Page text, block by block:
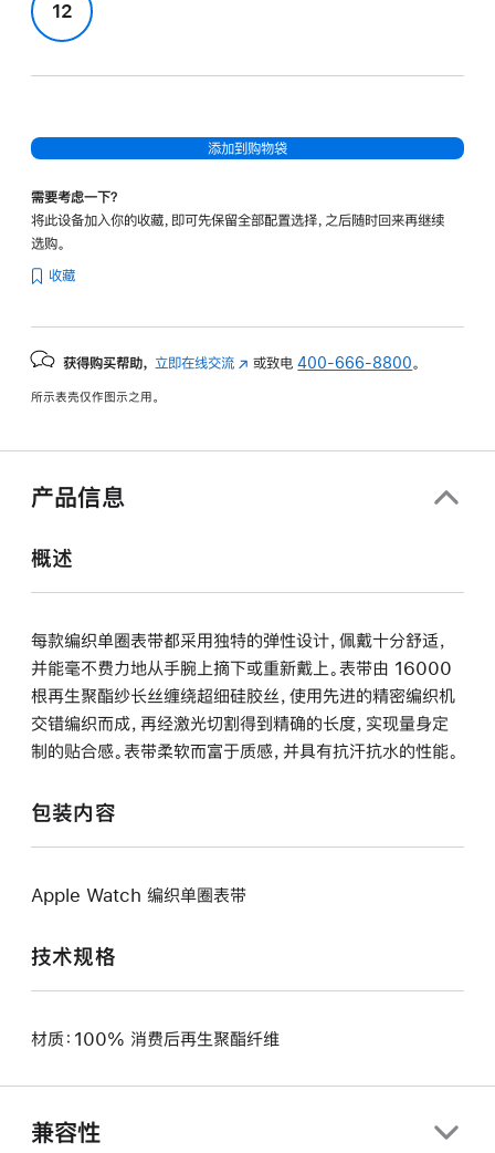
12
添加到购物袋
需要考虑一下？
将此设备加入你的收藏，即可先保留全部配置选择，之后随时回来再继续
选购。
收藏
获得购买帮助， 立即在线交流 (在
中
或致电400-666-8800 。
所示表壳仅作图示之用。
产品信息
概述
每款编织单圈表带都采用独特的弹性设计，佩戴十分舒适，
并能毫不费力地从手腕上摘下或重新戴上。表带由 16000
根再生聚酯纱长丝缠绕超细硅胶丝，使用先进的精密编织机
交错编织而成，再经激光切割得到精确的长度，实现量身定
制的贴合感。表带柔软而富于质感，并具有抗汗抗水的性能。
包装内容
Apple Watch 编织单圈表带
技术规格
材质：100% 消费后再生聚酯纤维
兼容性